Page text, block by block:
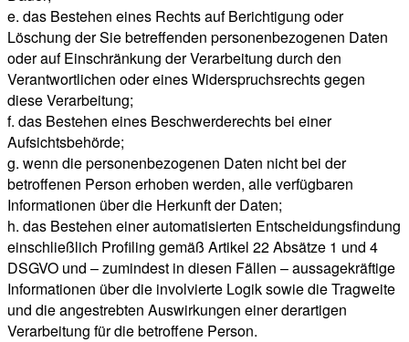
e. das Bestehen eines Rechts auf Berichtigung oder
Löschung der Sie betreffenden personenbezogenen Daten
oder auf Einschränkung der Verarbeitung durch den
Verantwortlichen oder eines Widerspruchsrechts gegen
diese Verarbeitung;
f. das Bestehen eines Beschwerderechts bei einer
Aufsichtsbehörde;
g. wenn die personenbezogenen Daten nicht bei der
betroffenen Person erhoben werden, alle verfügbaren
Informationen über die Herkunft der Daten;
h. das Bestehen einer automatisierten Entscheidungsfindung
einschließlich Profiling gemäß Artikel 22 Absätze 1 und 4
DSGVO und – zumindest in diesen Fällen – aussagekräftige
Informationen über die involvierte Logik sowie die Tragweite
und die angestrebten Auswirkungen einer derartigen
Verarbeitung für die betroffene Person.